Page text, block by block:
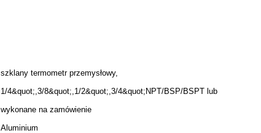
szklany termometr przemysłowy,
1/4&quot;,3/8&quot;,1/2&quot;,3/4&quot;NPT/BSP/BSPT lub
wykonane na zamówienie
Aluminium